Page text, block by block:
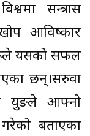
सन्त्रास
आविष्कार
यसको सफल
छन्।सरुवा
युङले आफ्नो
बताएका